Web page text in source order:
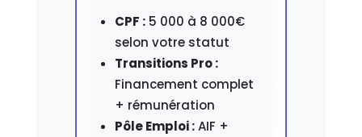
CPF :5 000 à 8 000€
selon votre statut
Transitions Pro :
Financement complet
+ rémunération
Pôle Emploi :AIF +